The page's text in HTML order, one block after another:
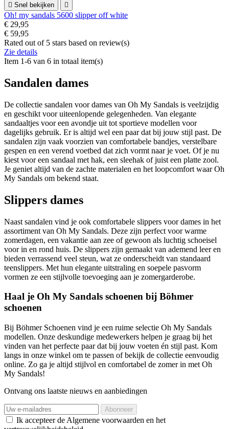
 Snel bekijken 
Oh! my sandals 5600 slipper off white
€ 29,95
€ 59,95
Rated out of 5 stars based on review(s)
Zie details
Item 1-6 van 6 in totaal item(s)
Sandalen dames
De collectie sandalen voor dames van Oh My Sandals is veelzijdig
en geschikt voor uiteenlopende gelegenheden. Van elegante
sandaaltjes voor een avondje uit tot sportieve modellen voor
dagelijks gebruik. Er is altijd wel een paar dat bij jouw stijl past. De
sandalen zijn vaak voorzien van comfortabele bandjes, verstelbare
gespen en een verend voetbed dat zich vormt naar je voet. Of je nu
kiest voor een sandaal met hak, een sleehak of juist een platte zool.
Je geniet altijd van de zachte materialen en het loopcomfort waar Oh
My Sandals om bekend staat.
Slippers dames
Naast sandalen vind je ook comfortabele slippers voor dames in het
assortiment van Oh My Sandals. Deze zijn perfect voor warme
zomerdagen, een vakantie aan zee of gewoon als luchtig schoeisel
voor in en rond huis. De slippers zijn gemaakt van ademend leer en
bieden verrassend veel steun, wat ze onderscheidt van standaard
teenslippers. Met hun elegante uitstraling en soepele pasvorm
vormen ze een stijlvolle toevoeging aan je zomergarderobe.
Haal je Oh My Sandals schoenen bij Böhmer
schoenen
Bij Böhmer Schoenen vind je een ruime selectie Oh My Sandals
modellen. Onze deskundige medewerkers helpen je graag bij het
vinden van het perfecte paar dat bij jouw voeten én stijl past. Kom
langs in onze winkel om te passen of bekijk de collectie eenvoudig
online. Zo ga je altijd stijlvol en comfortabel de zomer in met Oh
My Sandals!
Ontvang ons laatste nieuws en aanbiedingen
Ik accepteer de Algemene voorwaarden en het